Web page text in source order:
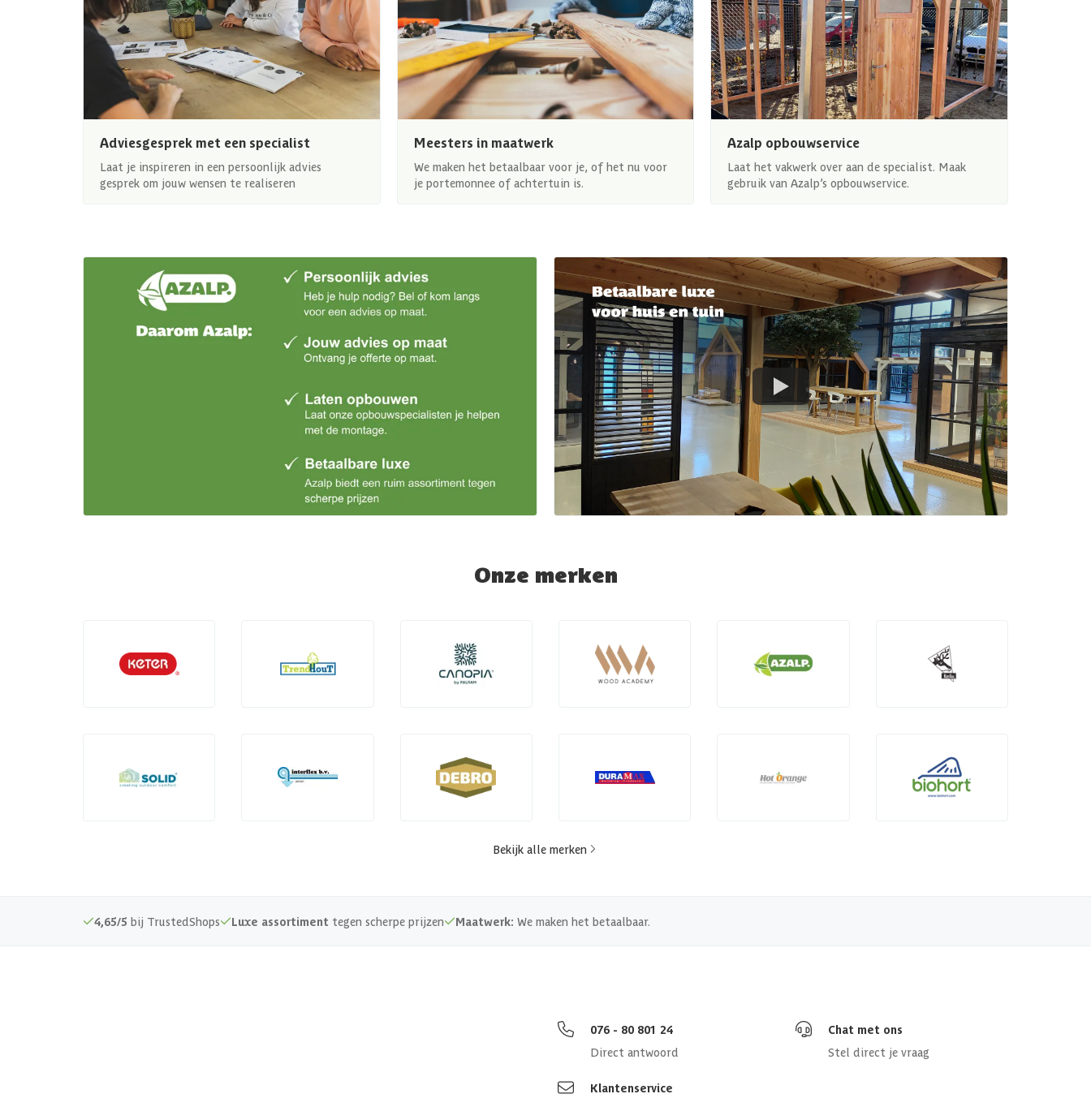
Adviesgesprek met een specialist
Laat je inspireren in een persoonlijk advies
gesprek om jouw wensen te realiseren
Meesters in maatwerk
We maken het betaalbaar voor je, of het nu voor
je portemonnee of achtertuin is.
Azalp opbouwservice
Laat het vakwerk over aan de specialist. Maak
gebruik van Azalp’s opbouwservice.
Onze merken
Bekijk alle merken
4,65/5 bij TrustedShops Luxe assortiment tegen scherpe prijzen Maatwerk: We maken het betaalbaar.
076 - 80 801 24
Direct antwoord
Chat met ons
Stel direct je vraag
Klantenservice